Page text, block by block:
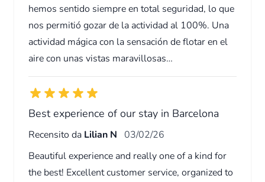
hemos sentido siempre en total seguridad, lo que
nos permitió gozar de la actividad al 100%. Una
actividad mágica con la sensación de flotar en el
aire con unas vistas maravillosas…
Best experience of our stay in Barcelona
Recensito da Lilian N
03/02/26
Beautiful experience and really one of a kind for
the best! Excellent customer service, organized to